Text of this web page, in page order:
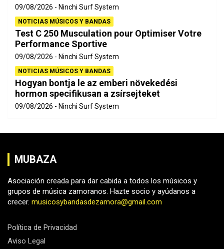
09/08/2026 Ninchi Surf System
NOTICIAS MÚSICOS Y BANDAS
Test C 250 Musculation pour Optimiser Votre
Performance Sportive
09/08/2026 Ninchi Surf System
NOTICIAS MÚSICOS Y BANDAS
Hogyan bontja le az emberi növekedési
hormon specifikusan a zsírsejteket
09/08/2026 Ninchi Surf System
MUBAZA
Asociación creada para dar cabida a todos los músicos y
grupos de música zamoranos. Hazte socio y ayúdanos a
crecer. musicosybandasdezamora@gmail.com
Política de Privacidad
Aviso Legal